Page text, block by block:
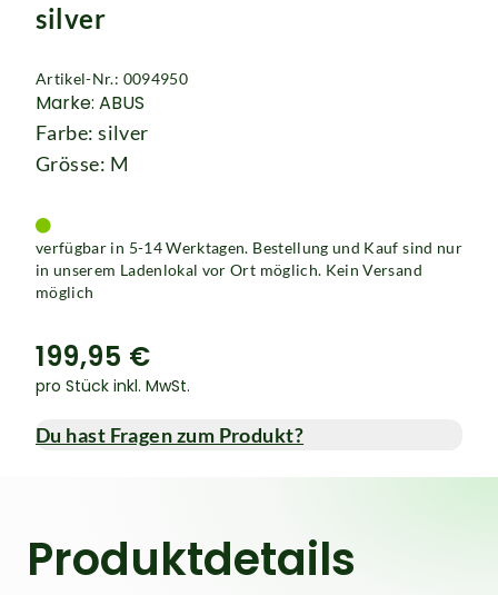
silver
Artikel-Nr.: 0094950
Marke: ABUS
Farbe: silver
Grösse: M
verfügbar in 5-14 Werktagen. Bestellung und Kauf sind nur
in unserem Ladenlokal vor Ort möglich. Kein Versand
möglich
199,95 €
pro Stück inkl. MwSt.
Du hast Fragen zum Produkt?
Produktdetails